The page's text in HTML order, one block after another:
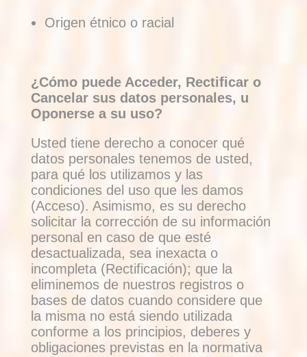
Origen étnico o racial
¿Cómo puede Acceder, Rectificar o
Cancelar sus datos personales, u
Oponerse a su uso?
Usted tiene derecho a conocer qué
datos personales tenemos de usted,
para qué los utilizamos y las
condiciones del uso que les damos
(Acceso). Asimismo, es su derecho
solicitar la corrección de su información
personal en caso de que esté
desactualizada, sea inexacta o
incompleta (Rectificación); que la
eliminemos de nuestros registros o
bases de datos cuando considere que
la misma no está siendo utilizada
conforme a los principios, deberes y
obligaciones previstas en la normativa